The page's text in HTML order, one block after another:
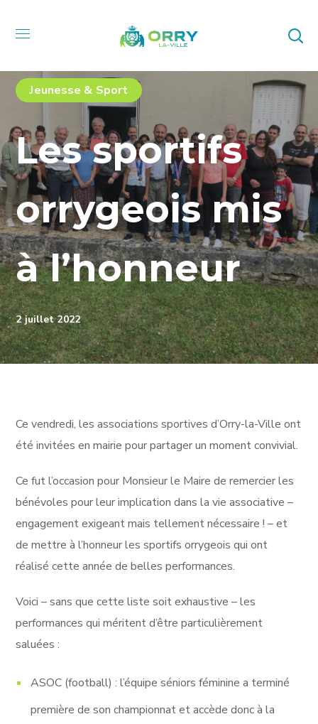
Jeunesse & Sport
Les sportifs
orrygeois mis
à l’honneur
2 juillet 2022
Ce vendredi, les associations sportives d’Orry-la-Ville ont
été invitées en mairie pour partager un moment convivial.
Ce fut l’occasion pour Monsieur le Maire de remercier les
bénévoles pour leur implication dans la vie associative –
engagement exigeant mais tellement nécessaire ! – et
de mettre à l’honneur les sportifs orrygeois qui ont
réalisé cette année de belles performances.
Voici – sans que cette liste soit exhaustive – les
performances qui méritent d’être particulièrement
saluées :
ASOC (football) : l’équipe séniors féminine a terminé
première de son championnat et accède donc à la